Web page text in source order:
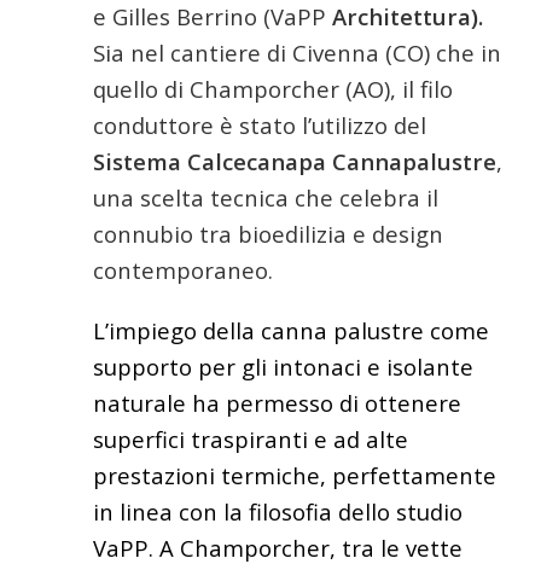
e Gilles Berrino (VaPPArchitettura).
Sia nel cantiere di Civenna (CO) che in
quello di Champorcher (AO), il filo
conduttore è stato l’utilizzo del
Sistema Calcecanapa Cannapalustre,
una scelta tecnica che celebra il
connubio tra bioedilizia e design
contemporaneo.
L’impiego della canna palustre come
supporto per gli intonaci e isolante
naturale ha permesso di ottenere
superfici traspiranti e ad alte
prestazioni termiche, perfettamente
in linea con la filosofia dello studio
VaPP. A Champorcher, tra le vette